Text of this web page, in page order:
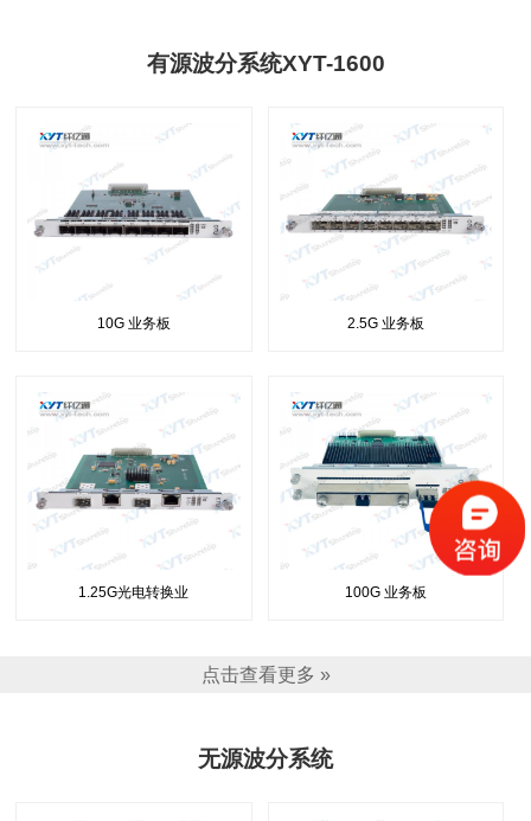
有源波分系统XYT-1600
10G 业务板 2.5G 业务板
1.25G光电转换业 100G 业务板
点击查看更多 »
无源波分系统